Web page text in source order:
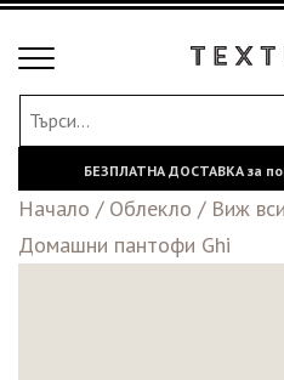
Toggle
БЕЗПЛАТНА ДОСТАВКА за
Начало / Oблекло / Виж
Домашни пантофи Ghi